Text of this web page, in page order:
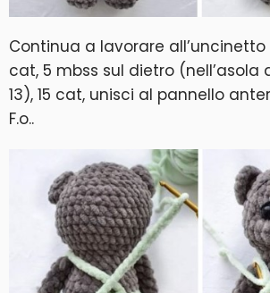
Continua a lavorare all’uncinetto
cat, 5 mbss sul dietro (nell’asola
13), 15 cat, unisci al pannello
F.o..